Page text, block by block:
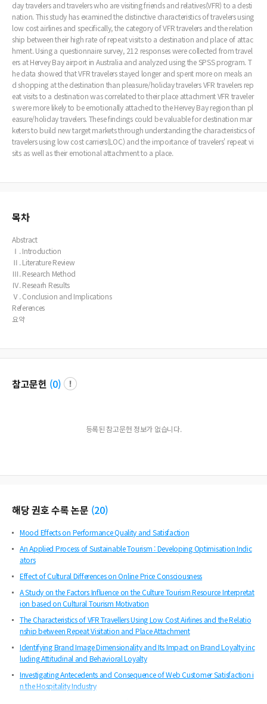
day travelers and travelers who are visiting friends and relatives(VFR) to a desti
nation. This study has examined the distinctive characteristics of travelers using
low cost airlines and specifically, the category of VFR travelers and the relation
ship between their high rate of repeat visits to a destination and place of attac
hment. Using a questionnaire survey, 212 responses were collected from travel
ers at Hervey Bay airport in Australia and analyzed using the SPSS program. T
he data showed that VFR travelers stayed longer and spent more on meals an
d shopping at the destination than pleasure/holiday travelers VFR travelers rep
eat visits to a destination was correlated to their place attachment VFR traveler
s were more likely to be emotionally attached to the Hervey Bay region than pl
easure/holiday travelers. These findings could be valuable for destination mar
keters to build new target markets through understanding the characteristics of
travelers using low cost carriers(LOC) and the importance of travelers' repeat vi
sits as well as their emotional attachment to a place.
목차
Abstract
Ⅰ. Introduction
Ⅱ. Literature Review
Ⅲ. Research Method
Ⅳ. Researh Results
Ⅴ. Conclusion and Implications
References
요약
참고문헌 (0)
등록된 참고문헌 정보가 없습니다.
해당 권호 수록 논문 (20)
Mood Effects on Performance Quality and Satisfaction
An Applied Process of Sustainable Tourism : Developing Optimisation Indic
ators
Effect of Cultural Differences on Online Price Consciousness
A Study on the Factors Influence on the Culture Tourism Resource Interpretat
ion based on Cultural Tourism Motivation
The Characteristics of VFR Travellers Using Low Cost Airlines and the Relatio
nship between Repeat Visitation and Place Attachment
Identifying Brand Image Dimensionality and Its Impact on Brand Loyalty inc
luding Attitudinal and Behavioral Loyalty
Investigating Antecedents and Consequence of Web Customer Satisfaction i
n the Hospitality Industry